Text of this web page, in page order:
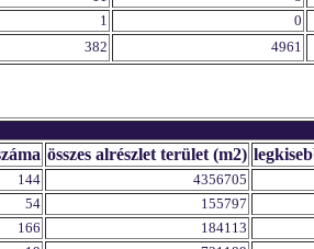
1 0
382 4961
összes alrészlet terület (m2)
144 4356705
54 155797
166 184113